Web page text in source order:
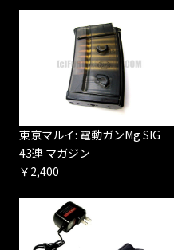
東京マルイ: 電動ガンMg SIG
43連 マガジン
￥2,400